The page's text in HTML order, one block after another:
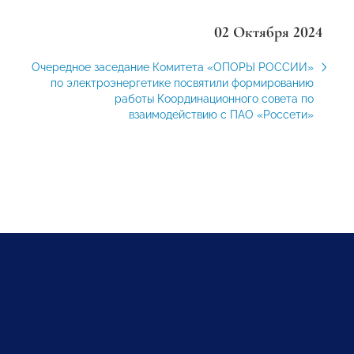
02 Октября 2024
Очередное заседание Комитета «ОПОРЫ РОССИИ»
по электроэнергетике посвятили формированию
работы Координационного совета по
взаимодействию с ПАО «Россети»